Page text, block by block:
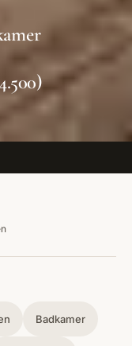
Badkamer